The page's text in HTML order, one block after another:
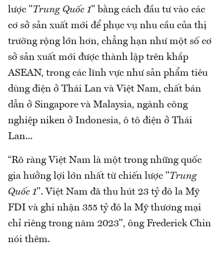
lược "Trung Quốc 1" bằng cách đầu tư vào các
cơ sở sản xuất mới để phục vụ nhu cầu của thị
trường rộng lớn hơn, chẳng hạn như một số cơ
sở sản xuất mới được thành lập trên khắp
ASEAN, trong các lĩnh vực như sản phẩm tiêu
dùng điện ở Thái Lan và Việt Nam, chất bán
dẫn ở Singapore và Malaysia, ngành công
nghiệp niken ở Indonesia, ô tô điện ở Thái
Lan...
“Rõ ràng Việt Nam là một trong những quốc
gia hưởng lợi lớn nhất từ ​​chiến lược "Trung
Quốc 1". Việt Nam đã thu hút 23 tỷ đô la Mỹ
FDI và ghi nhận 355 tỷ đô la Mỹ thương mại
chỉ riêng trong năm 2023", ông Frederick Chin
nói thêm.